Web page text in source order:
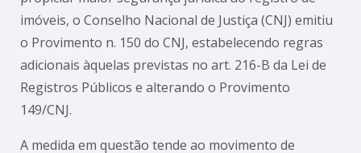
imóveis, o Conselho Nacional de Justiça (CNJ) emitiu
o Provimento n. 150 do CNJ, estabelecendo regras
adicionais àquelas previstas no art. 216-B da Lei de
Registros Públicos e alterando o Provimento
149/CNJ.
A medida em questão tende ao movimento de